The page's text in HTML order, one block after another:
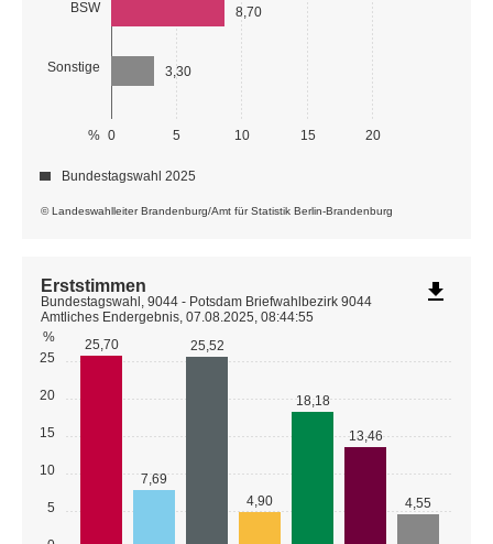
BSW
Sonstige
0 5 10 15 20
%
8,70
3,30
© Landeswahlleiter Brandenburg/Amt für Statistik Berlin-Brandenburg
Bundestagswahl 2025
5
10
15
20
25
%
25,70
7,69
25,52
4,90
18,18
13,46
4,55
Erststimmen
Bundestagswahl, 9044 - Potsdam Briefwahlbezirk 9044
Amtliches Endergebnis, 07.08.2025, 08:44:55
file_download